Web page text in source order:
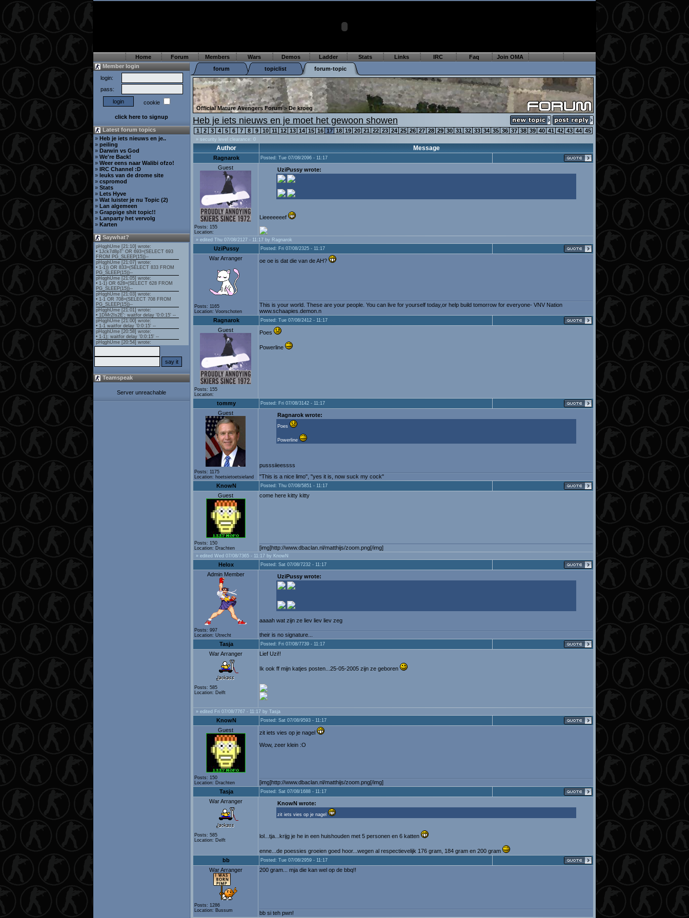
Home Forum Members Wars Demos Ladder Stats Links IRC Faq
Join OMA
Member login
login:
pass:
cookie
click here to signup
Latest forum topics
» Heb je iets nieuws en je..
» peiling
» Darwin vs God
» We're Back!
» Weer eens naar Walibi ofzo!
» IRC Channel :D
» leuks van de drome site
» cspromod
» Stats
» Lets Hyve
» Wat luister je nu Topic (2)
» Lan algemeen
» Grappige shit topic!!
» Lanparty het vervolg
» Karten
Saywhat?
Teamspeak
Server unreachable
forum topiclist forum-topic
Official Mature Avengers Forum>De kroeg
Heb je iets nieuws en je moet het gewoon showen
1 2 3 4 5 6 7 8 9 10 11 12 13 14 15 16 17 18 19 20 21 22 23 24 25 26 27 28 29 30 31 32 33 34 35 36 37 38 39 40 41 42 43 44 45
» security level clearance: 0
Author Message
Ragnarok Posted: Tue 07/08/2096 - 11:17
Guest
Posts: 155
Location:
UziPussy wrote:
Lieeeeeeef
» edited Thu 07/08/2127 - 11:17 by Ragnarok
UziPussy Posted: Fri 07/08/2325 - 11:17
War Arranger
Posts: 1165
Location: Voorschoten
oe oe is dat die van de AH?
This is your world. These are your people. You can live for yourself today,or help build tomorrow for everyone- VNV Nation
www.schaapies.demon.n
Ragnarok
Posted: Tue 07/08/2412 - 11:17
Guest
Posts: 155
Location:
Poes
Powerline
tommy Posted: Fri 07/08/3142 - 11:17
Guest
Posts: 1175
Location: hoetsietoetsieland
Ragnarok wrote:
Poes
Powerline
pusssiieessss
"This is a nice limo", "yes it is, now suck my cock"
KnowN
Posted: Thu 07/08/5851 - 11:17
Guest
Posts: 150
Location: Drachten
come here kitty kitty
[img]http://www.dbaclan.nl/matthijs/zoom.png[/img]
» edited Wed 07/08/7365 - 11:17 by KnowN
Helox Posted: Sat 07/08/7232 - 11:17
Admin Member
Posts: 997
Location: Utrecht
UziPussy wrote:
aaaah wat zijn ze liev liev liev zeg
their is no signature...
Tasja
Posted: Fri 07/08/7739 - 11:17
War Arranger
Posts: 585
Location: Delft
Lief Uzi!!
Ik ook ff mijn katjes posten...25-05-2005 zijn ze geboren
» edited Fri 07/08/7767 - 11:17 by Tasja
KnowN Posted: Sat 07/08/9593 - 11:17
Guest
Posts: 150
Location: Drachten
zit iets vies op je nagel
Wow, zeer klein :O
[img]http://www.dbaclan.nl/matthijs/zoom.png[/img]
Tasja
Posted: Sat 07/08/1688 - 11:17
War Arranger
Posts: 585
Location: Delft
KnowN wrote:
zit iets vies op je nagel
lol...tja...krijg je he in een huishouden met 5 personen en 6 katten
enne...de poessies groeien goed hoor...wegen al respectievelijk 176 gram, 184 gram en 200 gram
bb
Posted: Tue 07/08/2959 - 11:17
War Arranger
Posts: 1286
Location: Bussum
200 gram... mja die kan wel op de bbq!!
bb si teh pwn!